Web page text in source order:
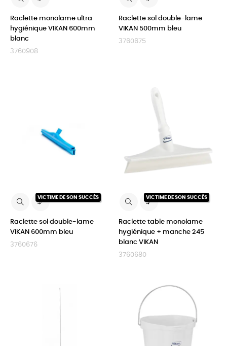
Raclette monolame ultra
hygiénique VIKAN 600mm
blanc
3760908
Raclette sol double-lame
VIKAN 500mm bleu
3760675
VICTIME DE SON SUCCÈS

Raclette sol double-lame
VIKAN 600mm bleu
3760676
VICTIME DE SON SUCCÈS

Raclette table monolame
hygiénique + manche 245
blanc VIKAN
3760680